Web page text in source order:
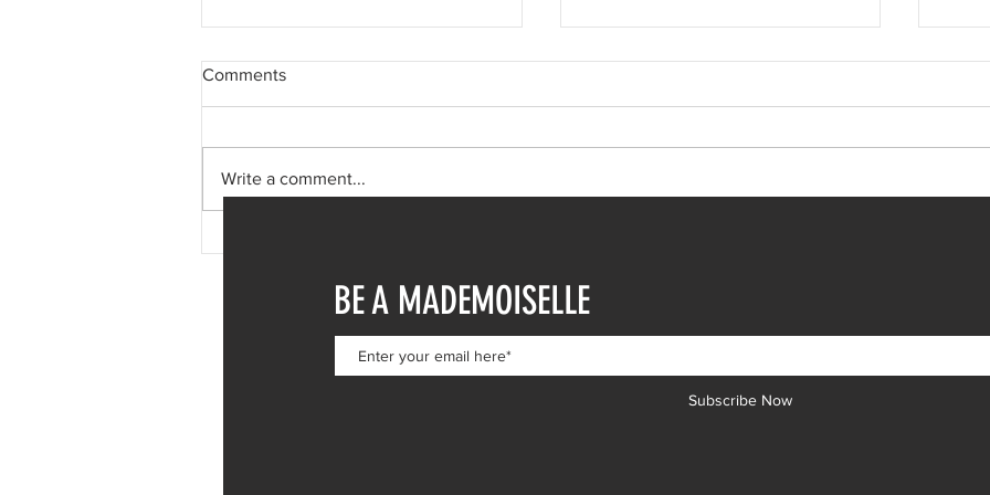
πλαστική επέμβαση – «Το
Comments
Write a comment...
BE A MADEMOISELLE
Subscribe Now